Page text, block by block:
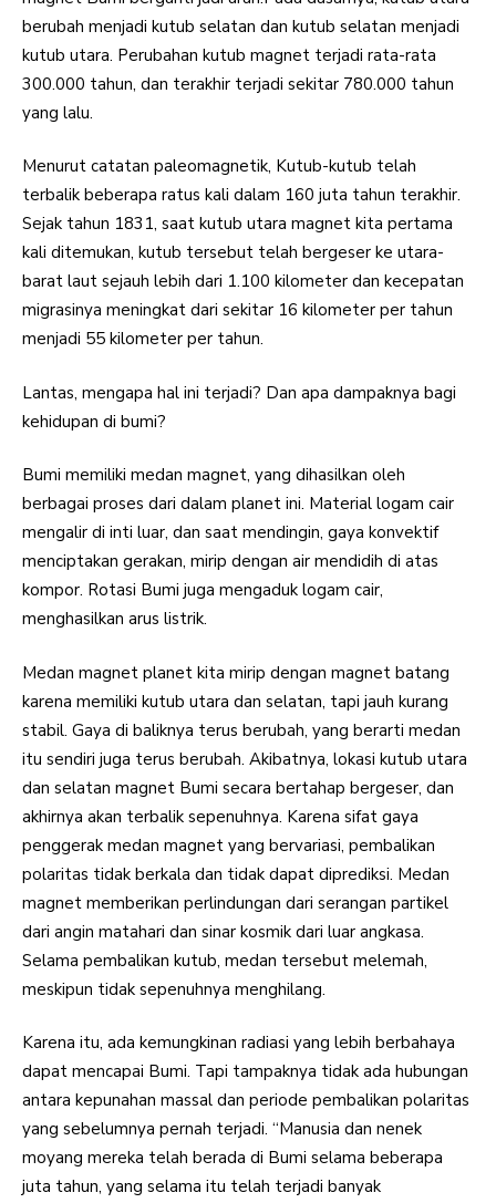
berubah menjadi kutub selatan dan kutub selatan menjadi
kutub utara. Perubahan kutub magnet terjadi rata-rata
300.000 tahun, dan terakhir terjadi sekitar 780.000 tahun
yang lalu.
Menurut catatan paleomagnetik, Kutub-kutub telah
terbalik beberapa ratus kali dalam 160 juta tahun terakhir.
Sejak tahun 1831, saat kutub utara magnet kita pertama
kali ditemukan, kutub tersebut telah bergeser ke utara-
barat laut sejauh lebih dari 1.100 kilometer dan kecepatan
migrasinya meningkat dari sekitar 16 kilometer per tahun
menjadi 55 kilometer per tahun.
Lantas, mengapa hal ini terjadi? Dan apa dampaknya bagi
kehidupan di bumi?
Bumi memiliki medan magnet, yang dihasilkan oleh
berbagai proses dari dalam planet ini. Material logam cair
mengalir di inti luar, dan saat mendingin, gaya konvektif
menciptakan gerakan, mirip dengan air mendidih di atas
kompor. Rotasi Bumi juga mengaduk logam cair,
menghasilkan arus listrik.
Medan magnet planet kita mirip dengan magnet batang
karena memiliki kutub utara dan selatan, tapi jauh kurang
stabil. Gaya di baliknya terus berubah, yang berarti medan
itu sendiri juga terus berubah. Akibatnya, lokasi kutub utara
dan selatan magnet Bumi secara bertahap bergeser, dan
akhirnya akan terbalik sepenuhnya. Karena sifat gaya
penggerak medan magnet yang bervariasi, pembalikan
polaritas tidak berkala dan tidak dapat diprediksi. Medan
magnet memberikan perlindungan dari serangan partikel
dari angin matahari dan sinar kosmik dari luar angkasa.
Selama pembalikan kutub, medan tersebut melemah,
meskipun tidak sepenuhnya menghilang.
Karena itu, ada kemungkinan radiasi yang lebih berbahaya
dapat mencapai Bumi. Tapi tampaknya tidak ada hubungan
antara kepunahan massal dan periode pembalikan polaritas
yang sebelumnya pernah terjadi. “Manusia dan nenek
moyang mereka telah berada di Bumi selama beberapa
juta tahun, yang selama itu telah terjadi banyak